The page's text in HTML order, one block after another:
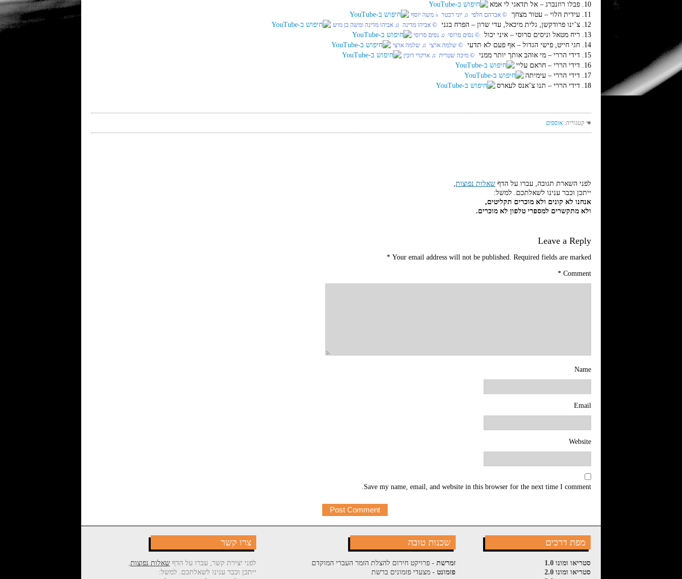
10. פבלו רוזנברג‏ – אל תדאגי לי אמא
11. עידית הלוי‏ – עטור מצחך
‏ © אברהם חלפי‏ ♫ יוני רכטר‏ ♭ משה יוסף
12. צ’ינו פרודקשן, גלית מיכאל, עדי שרון‏ – הפרח בגני ‏ © אביהו מדינה‏ ♫ אביהו מדינה ומשה בן מוש
13. ריח מטאל וניסים סרוסי‏ – איני יכול ‏ © נסים סרוסי‏ ♫ נסים סרוסי
14. חגי חייט, פישי הגדול‏ – אף פעם לא תדעי ‏ © שלמה ארצי‏ ♫ שלמה ארצי
15. דידי הררי‏ – מי אוהב אותך יותר ממני ‏ © מיכה שטרית‏ ♫ ארקדי דוכין
16. דידי הררי‏ – חראם עליי
17. דידי הררי‏ – עימיתה
18. דידי הררי‏ – תנו צ’אנס לעארס
☚ קטגוריה: אוספים
לפני השארת תגובה, עברו על הדף שאלות נפוצות,
ייתכן וכבר ענינו לשאלתכם. למשל:
אנחנו לא קונים ולא מוכרים תקליטים,
ולא מתקשרים למספרי טלפון לא מוכרים.
Leave a Reply
Your email address will not be published. Required fields are marked
*
Comment
*
Name
Email
Website
Save my name, email, and website in this browser for the next time I comment.
צרו קשר
לפני יצירת קשר, עברו על הדףשאלות נפוצות,
ייתכן וכבר ענינו לשאלתכם. למשל:
מפת דרכים
סטריאו ומונו 1.0
סטריאו ומונו 2.0
שכנות טובה
זמרשת- פרויקט חירום להצלת הזמר העברי המוקדם
פזמונט- מצעדי פזמונים ברשת